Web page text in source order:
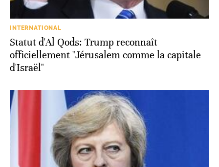
INTERNATIONAL
Statut d'Al Qods: Trump reconnaît
officiellement "Jérusalem comme la capitale
d'Israël"